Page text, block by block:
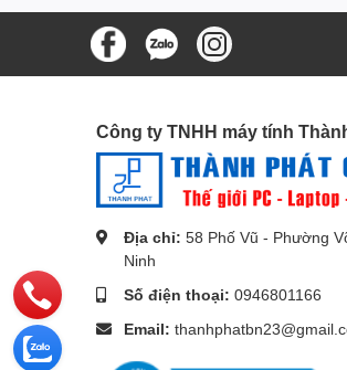
Chuyển đổi tin hiệu qua lại
Cáp có một đầu chuẩn
Chuyển từ cổng Micro
nghiệt, đảm bảo tín hiêu
Công ty TNHH máy tính
Địa chỉ: 58 Phố Vũ - Phường
Ninh
Số điện thoại: 0946801166
Email: